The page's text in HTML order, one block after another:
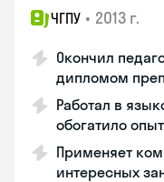
ЧГПУ • 2013 г.
Окончил
дипломом
Работал в
обогатило опыт
Применяет
интересных